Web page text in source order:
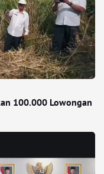
100.000 Lowongan